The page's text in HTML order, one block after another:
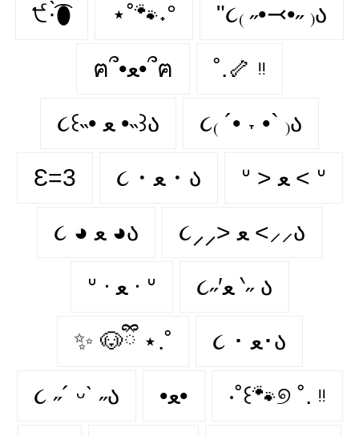
੯·̀͡⬮ ⋆˚🐾˖° "૮₍ ˶•⤙•˶ ₎ა
ฅ՞•ﻌ•՞ฅ ˚.🦴 ᵎᵎ
૮꒰˵• ﻌ •˵꒱ა ૮₍ ´• ˕ •` ₎ა
Ɛ=3 ૮・ﻌ・ა ᐡ > ﻌ < ᐡ
૮ ◕ ﻌ ◕ა ૮⸝⸝> ﻌ <⸝⸝ა
ᐡ ᐧ ﻌ ᐧ ᐡ ૮˶′ﻌ ‵˶ ა
✨ 🐶ྀི ⋆.˚ ૮ ･ ﻌ･ა
૮ ˶´ ᵕˋ ˶ა •ﻌ• ‧˚꒰🐾୭ ˚. ᵎᵎ